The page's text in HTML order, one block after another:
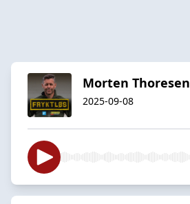
Morten Thoresen
2025-09-08